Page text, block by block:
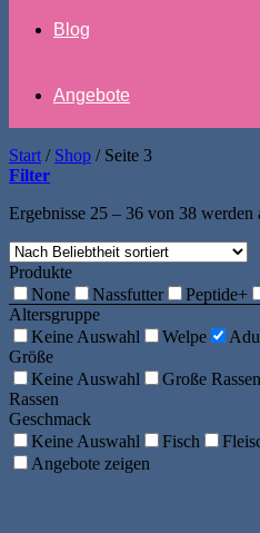
Blog
Angebote
Start / Shop /Seite 3
Filter
Ergebnisse 25 – 36 von 38 werden
Produkte
None
Nassfutter Peptide+
Altersgruppe
Keine Auswahl
Welpe
Größe
Keine Auswahl
Große Rassen
Rassen
Geschmack
Keine Auswahl
Fisch
Angebote zeigen